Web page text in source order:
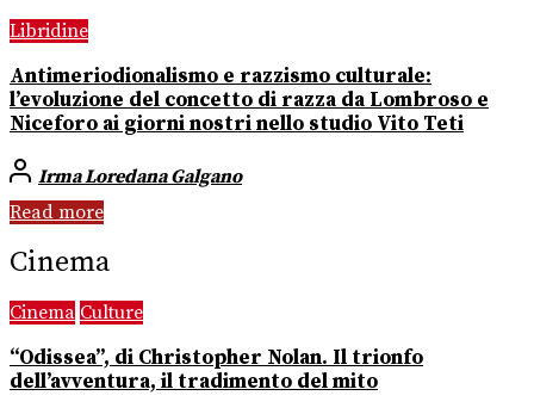
Libridine
Antimeriodionalismo e razzismo culturale:
l’evoluzione del concetto di razza da Lombroso e
Niceforo ai giorni nostri nello studio Vito Teti
Irma Loredana Galgano
Read more
Cinema
Cinema Culture
“Odissea”, di Christopher Nolan. Il trionfo
dell’avventura, il tradimento del mito